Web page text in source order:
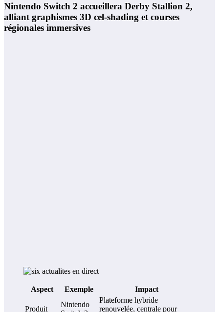
Nintendo Switch 2 accueillera Derby Stallion 2,
alliant graphismes 3D cel-shading et courses
régionales immersives
Aspect Exemple Impact
Produit
Nintendo
Plateforme hybride
renouvelée, centrale pour